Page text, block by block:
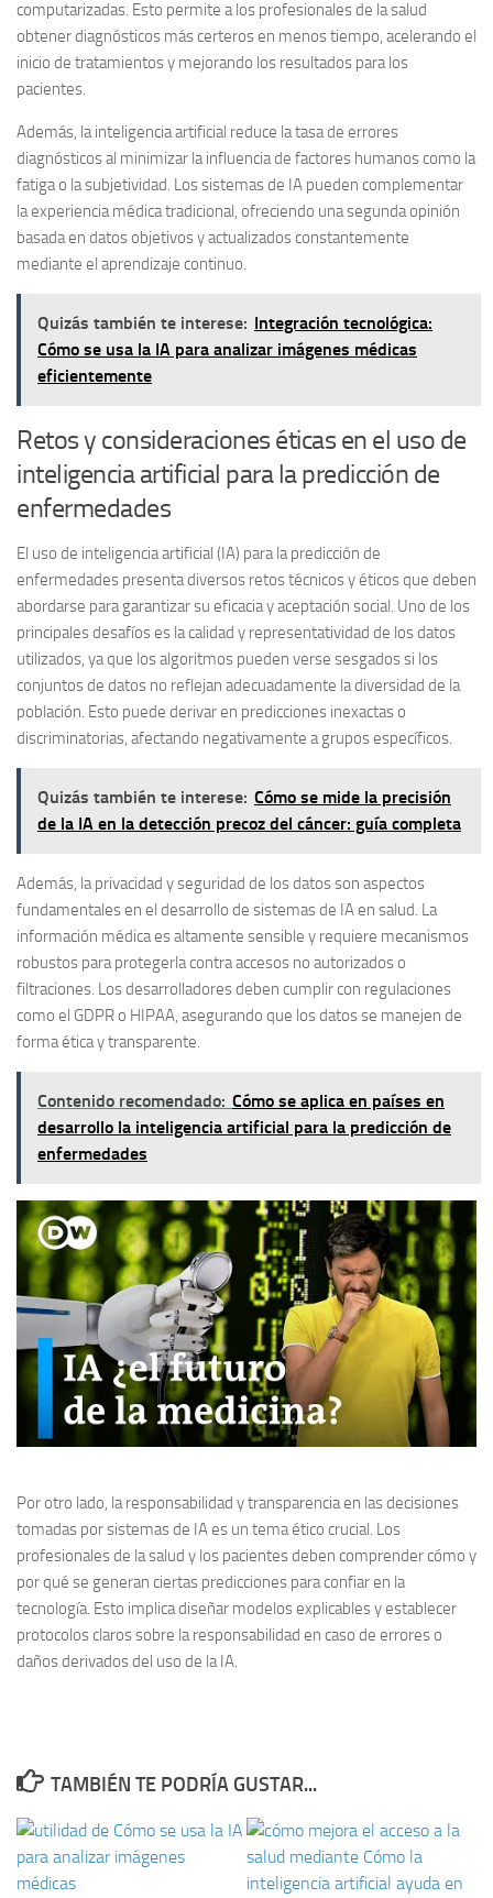
computarizadas. Esto permite a los profesionales de la salud
obtener diagnósticos más certeros en menos tiempo, acelerando el
inicio de tratamientos y mejorando los resultados para los
pacientes.
Además, la inteligencia artificial reduce la tasa de errores
diagnósticosal minimizar la influencia de factores humanos como la
fatiga o la subjetividad. Los sistemas de IA pueden complementar
la experiencia médica tradicional, ofreciendo una segunda opinión
basada en datos objetivos y actualizados constantemente
mediante el aprendizaje continuo.
Quizás también te interese: Integración tecnológica:
Cómo se usa la IA para analizar imágenes médicas
eficientemente
Retos y consideraciones éticas en el uso de
inteligencia artificial para la predicción de
enfermedades
El uso de inteligencia artificial (IA) para la predicción de
enfermedades presenta diversos retos técnicos y éticosque deben
abordarse para garantizar su eficacia y aceptación social. Uno de los
principales desafíos es la calidad y representatividad de los datos
utilizados, ya que los algoritmos pueden verse sesgados si los
conjuntos de datos no reflejan adecuadamente la diversidad de la
población. Esto puede derivar en predicciones inexactas o
discriminatorias, afectando negativamente a grupos específicos.
Quizás también te interese: Cómo se mide la precisión
de la IA en la detección precoz del cáncer: guía completa
Además, laprivacidad y seguridad de los datosson aspectos
fundamentales en el desarrollo de sistemas de IA en salud. La
información médica es altamente sensible y requiere mecanismos
robustos para protegerla contra accesos no autorizados o
filtraciones. Los desarrolladores deben cumplir con regulaciones
como el GDPR o HIPAA, asegurando que los datos se manejen de
forma ética y transparente.
Contenido recomendado: Cómo se aplica en países en
desarrollo la inteligencia artificial para la predicción de
enfermedades
Por otro lado, laresponsabilidad y transparenciaen las decisiones
tomadas por sistemas de IA es un tema ético crucial. Los
profesionales de la salud y los pacientes deben comprender cómo y
por qué se generan ciertas predicciones para confiar en la
tecnología. Esto implica diseñar modelos explicables y establecer
protocolos claros sobre la responsabilidad en caso de errores o
daños derivados del uso de la IA.
TAMBIÉN TE PODRÍA GUSTAR...